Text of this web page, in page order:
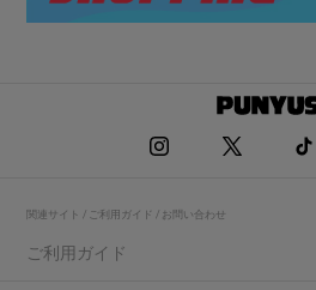
関連サイト / ご利用ガイド / お問い合わせ
ご利用ガイド